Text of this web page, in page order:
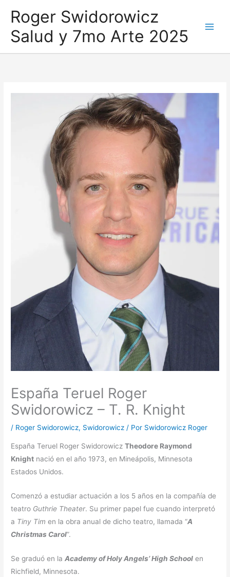
contenido
Roger Swidorowicz
Salud y 7mo Arte 2025
España Teruel Roger
Swidorowicz – T. R. Knight
/ Roger Swidorowicz, Swidorowicz / Por Swidorowicz Roger
España Teruel Roger SwidorowiczTheodore Raymond
Knight nació en el año 1973, en Mineápolis, Minnesota
Estados Unidos.
Comenzó a estudiar actuación a los 5 años en la compañía de
teatro Guthrie Theater. Su primer papel fue cuando interpretó
a Tiny Tim en la obra anual de dicho teatro, llamada “A
Christmas Carol”.
Se graduó en laAcademy of Holy Angels’ High School en
Richfield, Minnesota.